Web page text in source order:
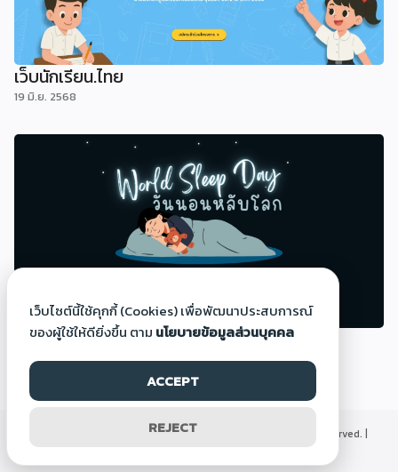
เว็บนักเรียน.ไทย
19 มิ.ย. 2568
วันนอนหลับโลก (World Sleep Day)
14 มี.ค. 2568
©2000-2026 Thaigoodview.com, All rights reserved. |
เว็บไซต์นี้ใช้คุกกี้ (Cookies) เพื่อพัฒนาประสบการณ์
ของผู้ใช้ให้ดียิ่งขึ้น ตาม นโยบายข้อมูลส่วนบุคคล
ACCEPT
REJECT